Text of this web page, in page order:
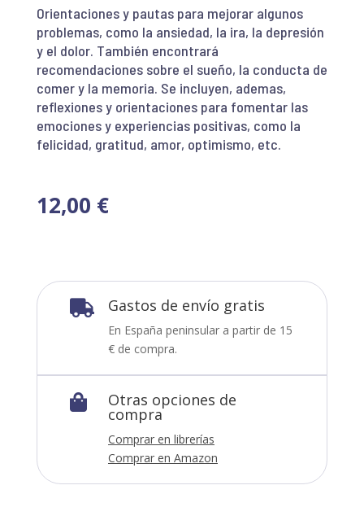
Orientaciones y pautas para mejorar algunos
problemas, como la ansiedad, la ira, la depresión
y el dolor. También encontrará
recomendaciones sobre el sueño, la conducta de
comer y la memoria. Se incluyen, ademas,
reflexiones y orientaciones para fomentar las
emociones y experiencias positivas, como la
felicidad, gratitud, amor, optimismo, etc.
12,00 €
 Gastos de envío gratis
En España peninsular a partir de 15
€ de compra.
 Otras opciones de
compra
Comprar en librerías
Comprar en Amazon